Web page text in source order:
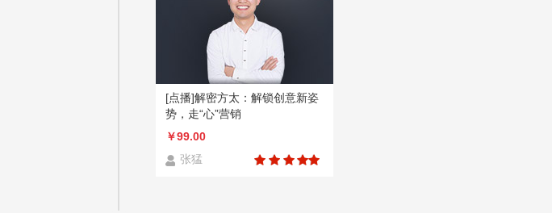
[点播]解密方太：解锁创意新姿
势，走“心”营销
￥99.00
张猛